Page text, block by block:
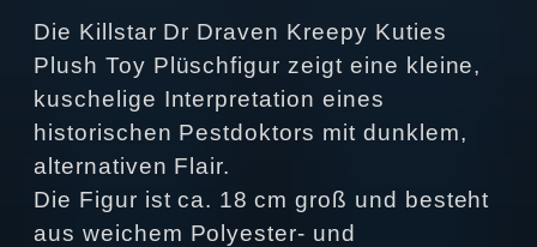
Die Killstar Dr Draven Kreepy Kuties
Plush Toy Plüschfigur zeigt eine kleine,
kuschelige Interpretation eines
historischen Pestdoktors mit dunklem,
alternativen Flair.
Die Figur ist ca. 18 cm groß und besteht
aus weichem Polyester‑ und